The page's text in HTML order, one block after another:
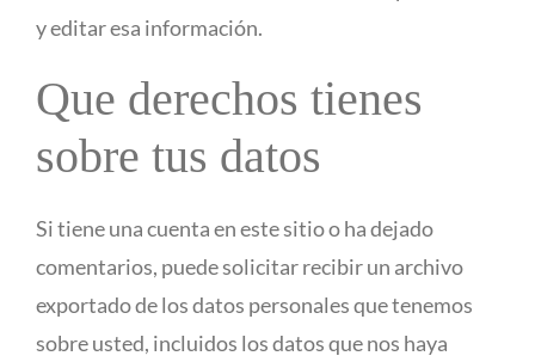
y editar esa información.
Que derechos tienes
sobre tus datos
Si tiene una cuenta en este sitio o ha dejado
comentarios, puede solicitar recibir un archivo
exportado de los datos personales que tenemos
sobre usted, incluidos los datos que nos haya